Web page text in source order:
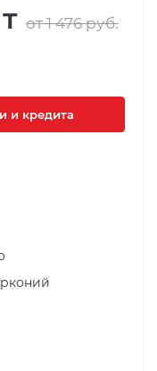
от 1 476руб.
и кредита